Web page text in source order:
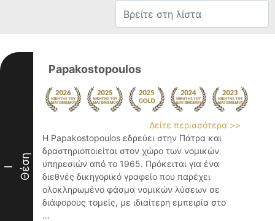
I Θέση
Papakostopoulos
Δείτε περισσότερα >>
Η Papakostopoulos εδρεύει στην Πάτρα και
δραστηριοποιείται στον χώρο των νομικών
υπηρεσιών από το 1965. Πρόκειται για ένα
διεθνές δικηγορικό γραφείο που παρέχει
ολοκληρωμένο φάσμα νομικών λύσεων σε
διάφορους τομείς, με ιδιαίτερη εμπειρία στο
...